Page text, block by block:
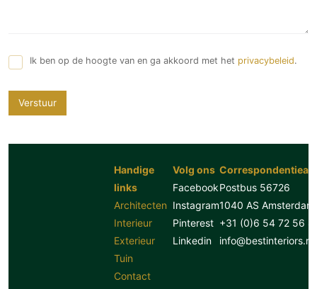
Ik ben op de hoogte van en ga akkoord met het privacybeleid.
Verstuur
Handige
links
Architecten
Interieur
Exterieur
Tuin
Contact
Volg ons
Facebook
Instagram
Pinterest
Linkedin
Postbus 56726
1040 AS Amsterdam
+31 (0)6 54 72 56
info@bestinteriors.nl